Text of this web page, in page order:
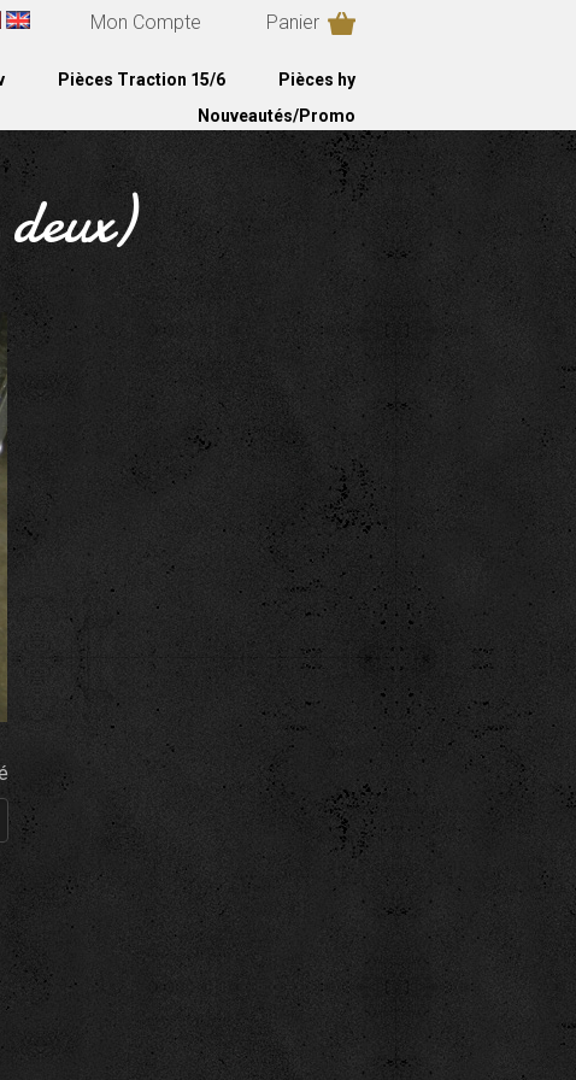
Mon Compte Panier
Pièces Traction 15/6
Pièces hy
Nouveautés/Promo